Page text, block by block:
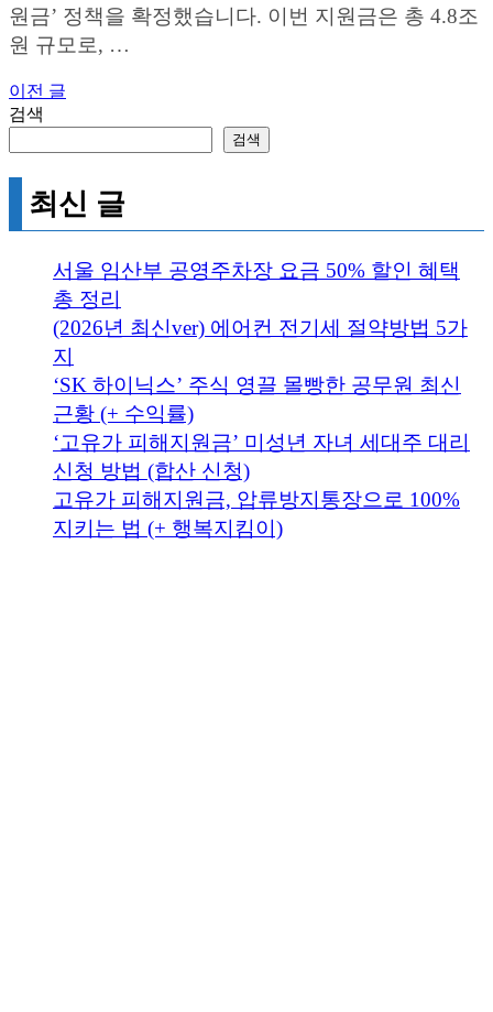
원금’ 정책을 확정했습니다. 이번 지원금은 총 4.8조
원 규모로, …
글
탐
색
이전 글
검색
검색
최신 글
서울 임산부 공영주차장 요금 50% 할인 혜택
총 정리
(2026년 최신ver) 에어컨 전기세 절약방법 5가
지
‘SK 하이닉스’ 주식 영끌 몰빵한 공무원 최신
근황 (+ 수익률)
‘고유가 피해지원금’ 미성년 자녀 세대주 대리
신청 방법 (합산 신청)
고유가 피해지원금, 압류방지통장으로 100%
지키는 법 (+ 행복지킴이)